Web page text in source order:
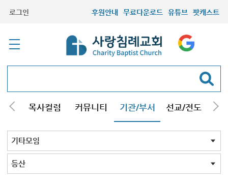
로그인 후원안내 무료다운로드 유튜브 팟캐스트
해 목사컬럼 커뮤니티 기관/부서 선교/전도 질
교회학교
청년부
청장년부
형제모임
자매모임
기타모임
어르신모임
영재과학반
신학원
기타모임 전체
시흥/안산/광명지역
콰이어
축구
등산